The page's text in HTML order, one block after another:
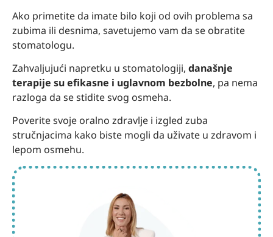
Ako primetite da imate bilo koji od ovih problema sa
zubima ili desnima, savetujemo vam da se obratite
stomatologu.
Zahvaljujući napretku u stomatologiji, današnje
terapije su efikasne i uglavnom bezbolne, pa nema
razloga da se stidite svog osmeha.
Poverite svoje oralno zdravlje i izgled zuba
stručnjacima kako biste mogli da uživate u zdravom i
lepom osmehu.